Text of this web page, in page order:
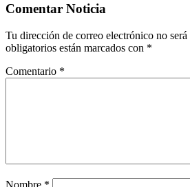
Comentar Noticia
Tu dirección de correo electrónico no será
obligatorios están marcados con *
Comentario *
Nombre *